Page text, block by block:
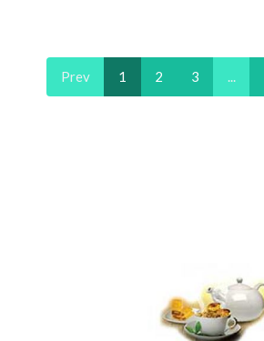
Prev 1 2 3 ...